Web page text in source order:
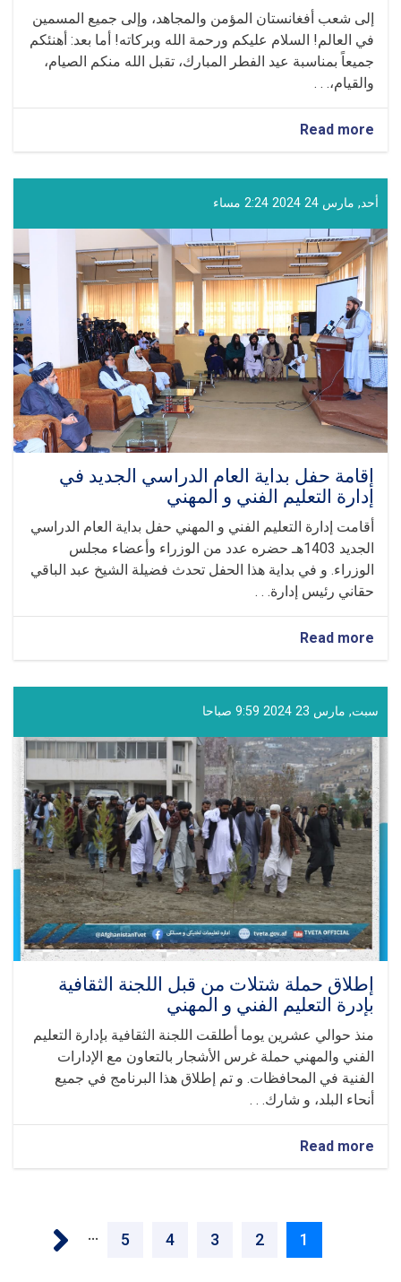
إلى شعب أفغانستان المؤمن والمجاهد، وإلى جميع المسمين
في العالم! السلام عليكم ورحمة الله وبركاته! أما بعد: أهنئكم
جميعاً بمناسبة عيد الفطر المبارك، تقبل الله منكم الصيام،
والقيام،. . .
Read more
رسالة
من
سماحة
الؤمنين
شيخ
القرآن
والحديث
المولوي
هبة
الله
آخند
زاده
حفظه
الله
عيد
الفطر
المبارك
أحد, مارس 24 2024 2:24 مساء
إقامة حفل بداية العام الدراسي الجديد في
إدارة التعليم الفني و المهني
أقامت إدارة التعليم الفني و المهني حفل بداية العام الدراسي
الجديد 1403هـ حضره عدد من الوزراء وأعضاء مجلس
الوزراء. و في بداية هذا الحفل تحدث فضيلة الشيخ عبد الباقي
حقاني رئيس إدارة. . .
Read more
إقامة
بداية
العام
الجديد
في
إدارة
التعليم
الفني
و
المهني
سبت, مارس 23 2024 9:59 صباحا
إطلاق حملة شتلات من قبل اللجنة الثقافية
بإدرة التعليم الفني و المهني
منذ حوالي عشرين يوما أطلقت اللجنة الثقافية بإدارة التعليم
الفني والمهني حملة غرس الأشجار بالتعاون مع الإدارات
الفنية في المحافظات. و تم إطلاق هذا البرنامج في جميع
أنحاء البلد، و شارك. . .
Read more
إطلاق
من
اللجنة
Current
1 الصفحة
2 الصفحة
3 الصفحة
4 الصفحة
5
…